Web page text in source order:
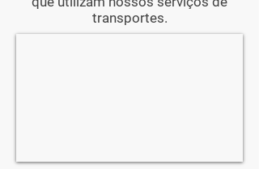
transportes.